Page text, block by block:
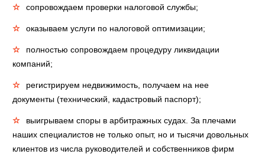
сопровождаем проверки налоговой службы;
оказываем услуги по налоговой оптимизации;
полностью сопровождаем процедуру ликвидации
компаний;
регистрируем недвижимость, получаем на нее
документы (технический, кадастровый паспорт);
выигрываем споры в арбитражных судах. За плечами
наших специалистов не только опыт, но и тысячи довольных
клиентов из числа руководителей и собственников фирм